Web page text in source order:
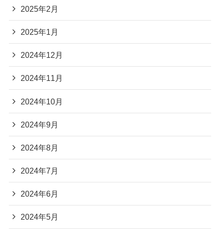
2025年2月
2025年1月
2024年12月
2024年11月
2024年10月
2024年9月
2024年8月
2024年7月
2024年6月
2024年5月